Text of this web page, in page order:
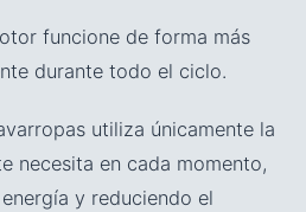
funcione de forma más
durante todo el ciclo.
utiliza únicamente la
necesita en cada momento,
y reduciendo el